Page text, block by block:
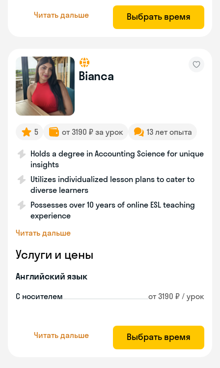
Читать дальше Выбрать время
Bianca
5 от 3190 ₽ за урок 13 лет опыта
Holds a degree in Accounting Science for unique
insights
Utilizes individualized lesson plans to cater to
diverse learners
Possesses over 10 years of online ESL teaching
experience
Читать дальше
Услуги и цены
Английский язык
С носителем от 3190 ₽ / урок
Читать дальше Выбрать время